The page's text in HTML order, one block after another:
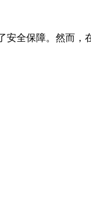
保障。然而，